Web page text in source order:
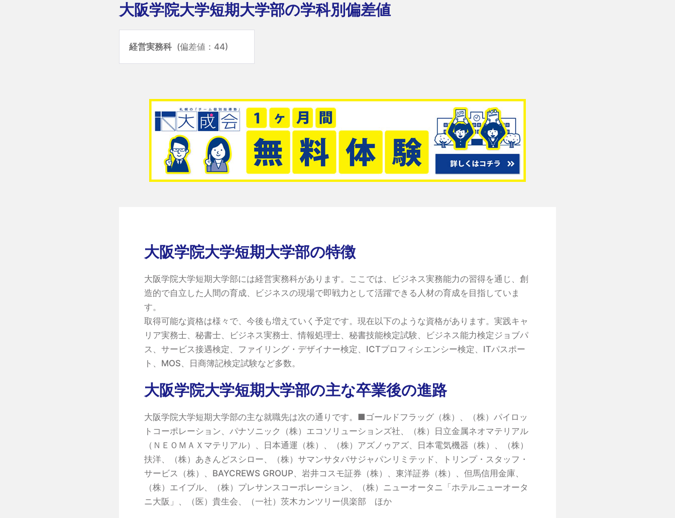
大阪学院大学短期大学部の学科別偏差値
経営実務科 (偏差値：44)
大阪学院大学短期大学部の特徴
大阪学院大学短期大学部には経営実務科があります。ここでは、ビジネス実務能力の習得を通じ、創
造的で自立した人間の育成、ビジネスの現場で即戦力として活躍できる人材の育成を目指していま
す。
取得可能な資格は様々で、今後も増えていく予定です。現在以下のような資格があります。実践キャ
リア実務士、秘書士、ビジネス実務士、情報処理士、秘書技能検定試験、ビジネス能力検定ジョブパ
ス、サービス接遇検定、ファイリング・デザイナー検定、ICTプロフィシエンシー検定、ITパスポー
ト、MOS、日商簿記検定試験など多数。
大阪学院大学短期大学部の主な卒業後の進路
大阪学院大学短期大学部の主な就職先は次の通りです。■ゴールドフラッグ（株）、（株）パイロッ
トコーポレーション、パナソニック（株）エコソリューションズ社、（株）日立金属ネオマテリアル
（ＮＥＯＭＡＸマテリアル）、日本通運（株）、（株）アズノゥアズ、日本電気機器（株）、（株）
扶洋、（株）あきんどスシロー、（株）サマンサタバサジャパンリミテッド、トリンプ・スタッフ・
サービス（株）、BAYCREWS GROUP、岩井コスモ証券（株）、東洋証券（株）、但馬信用金庫、
（株）エイブル、（株）プレサンスコーポレーション、（株）ニューオータニ「ホテルニューオータ
ニ大阪」、（医）貴生会、（一社）茨木カンツリー倶楽部 ほか